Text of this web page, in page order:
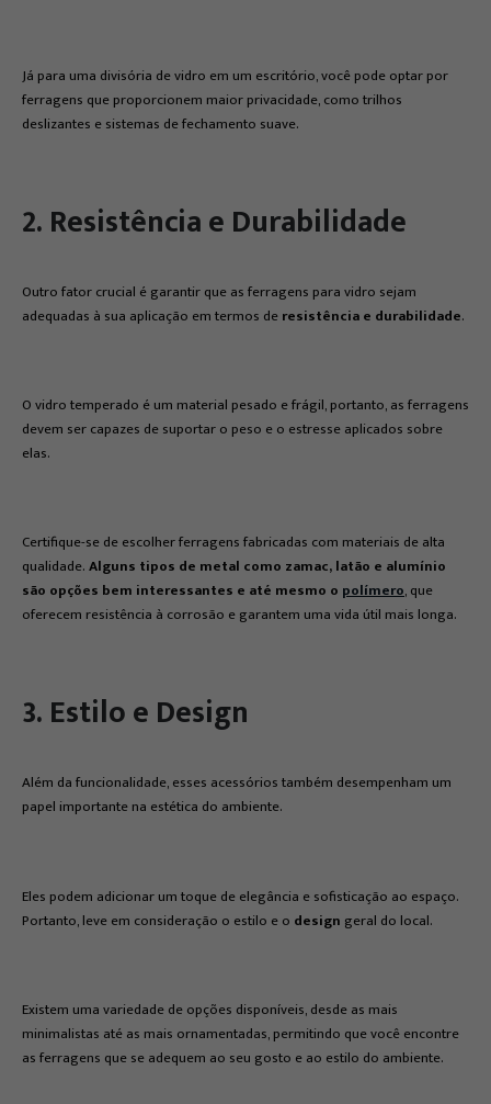
Já para uma divisória de vidro em um escritório, você pode optar por
ferragens que proporcionem maior privacidade, como trilhos
deslizantes e sistemas de fechamento suave.
2. Resistência e Durabilidade
Outro fator crucial é garantir que as ferragens para vidro sejam
adequadas à sua aplicação em termos deresistência e durabilidade.
O vidro temperado é um material pesado e frágil, portanto, as ferragens
devem ser capazes de suportar o peso e o estresse aplicados sobre
elas.
Certifique-se de escolher ferragens fabricadas com materiais de alta
qualidade.Alguns tipos de metal como zamac, latão e alumínio
são opções bem interessantes e até mesmo o polímero, que
oferecem resistência à corrosão e garantem uma vida útil mais longa.
3. Estilo e Design
Além da funcionalidade, esses acessórios também desempenham um
papel importante na estética do ambiente.
Eles podem adicionar um toque de elegância e sofisticação ao espaço.
Portanto, leve em consideração o estilo e o design geral do local.
Existem uma variedade de opções disponíveis, desde as mais
minimalistas até as mais ornamentadas, permitindo que você encontre
as ferragens que se adequem ao seu gosto e ao estilo do ambiente.